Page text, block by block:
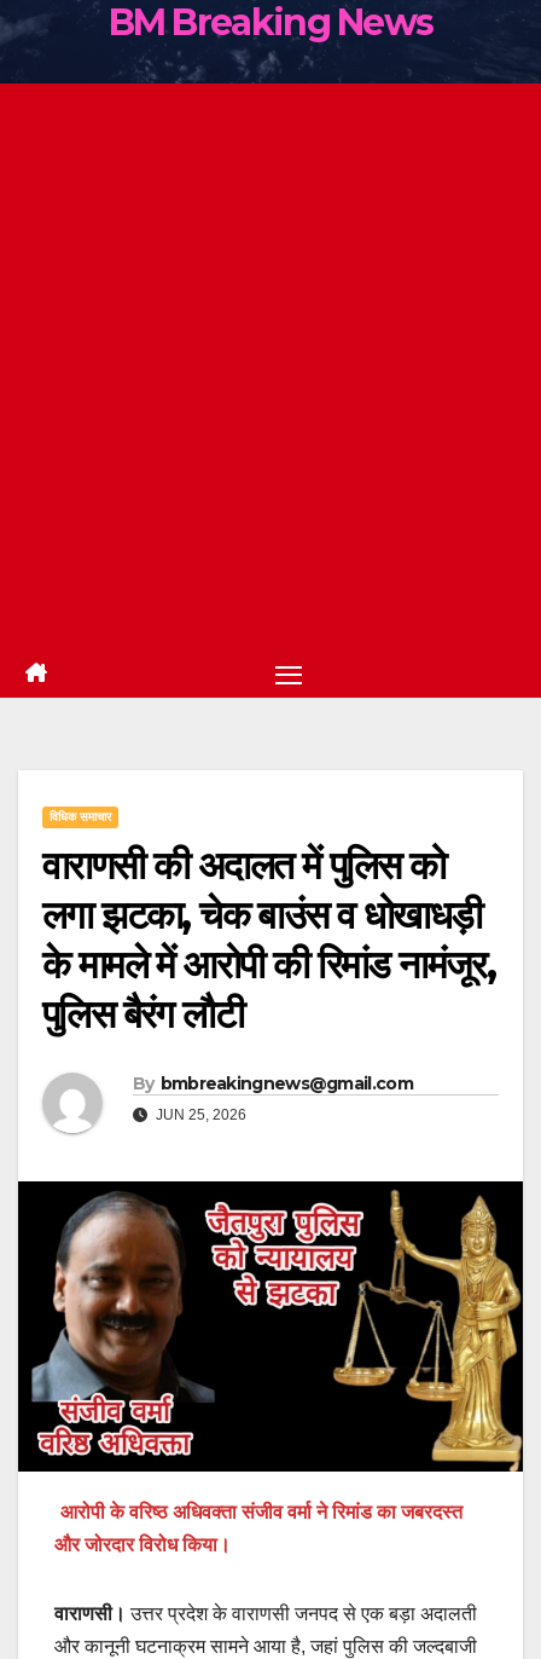
BM Breaking News
विधिक समाचार
वाराणसी की अदालत में पुलिस को
लगा झटका, चेक बाउंस व धोखाधड़ी
के मामले में आरोपी की रिमांड नामंजूर,
पुलिस बैरंग लौटी
By bmbreakingnews@gmail.com
JUN 25, 2026
आरोपी के वरिष्ठ अधिवक्ता संजीव वर्मा ने रिमांड का जबरदस्त
और जोरदार विरोध किया।
वाराणसी। उत्तर प्रदेश के वाराणसी जनपद से एक बड़ा अदालती
और कानूनी घटनाक्रम सामने आया है, जहां पुलिस की जल्दबाजी